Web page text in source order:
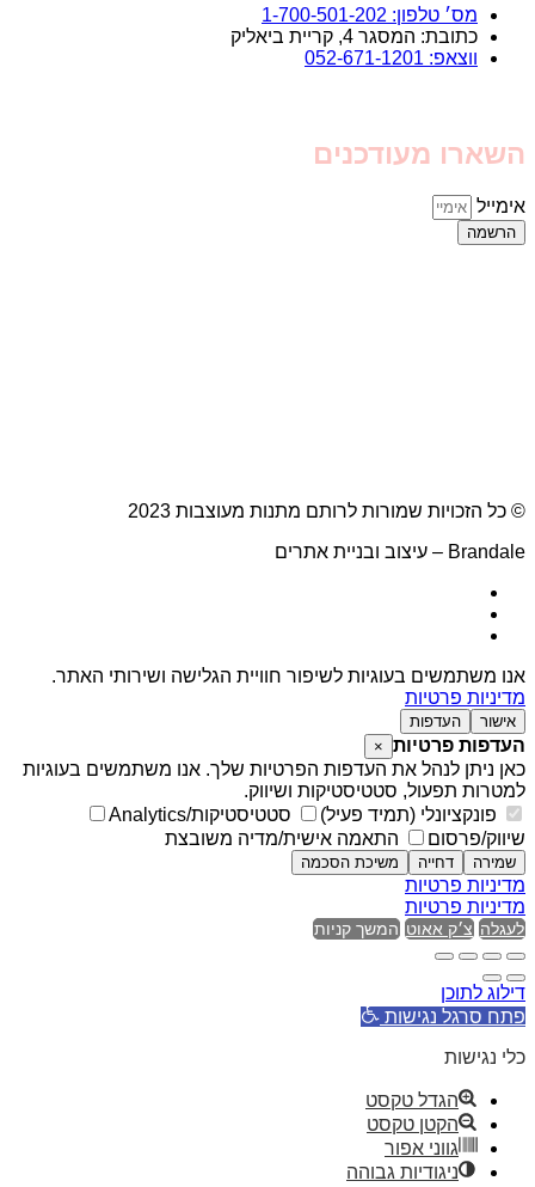
מס׳ טלפון: 1-700-501-202
כתובת: המסגר 4, קריית ביאליק
ווצאפ: 052-671-1201
השארו מעודכנים
אימייל
הרשמה
© כל הזכויות שמורות לרותם מתנות מעוצבות 2023
Brandale – עיצוב ובניית אתרים
אנו משתמשים בעוגיות לשיפור חוויית הגלישה ושירותי האתר.
מדיניות פרטיות
אישור העדפות
העדפות פרטיות ×
כאן ניתן לנהל את העדפות הפרטיות שלך. אנו משתמשים בעוגיות
למטרות תפעול, סטטיסטיקות ושיווק.
פונקציונלי (תמיד פעיל)
סטטיסטיקות/Analytics
שיווק/פרסום
התאמה אישית/מדיה משובצת
שמירה דחייה משיכת הסכמה
מדיניות פרטיות
מדיניות פרטיות
לעגלה צ׳ק אאוט המשך קניות
דילוג לתוכן
פתח סרגל נגישות
כלי נגישות
הגדל טקסט
הקטן טקסט
גווני אפור
ניגודיות גבוהה